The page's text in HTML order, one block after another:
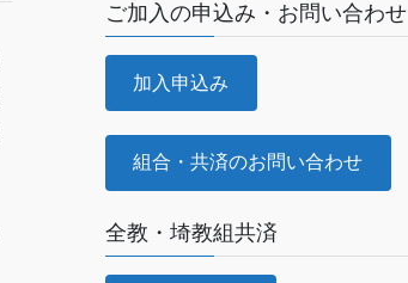
ご加入の申込み・お問い合わせ
加入申込み
組合・共済のお問い合わせ
全教・埼教組共済